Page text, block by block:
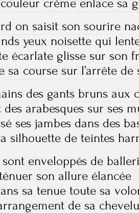
crème enlace sa
on saisit son sourire
yeux noisette qui
écarlate glisse sur son
sa course sur l’arrête de
des gants bruns aux
des arabesques sur ses
ses jambes dans des
silhouette de teintes
sont enveloppés de
son allure élancée
sa tenue toute sa
de sa